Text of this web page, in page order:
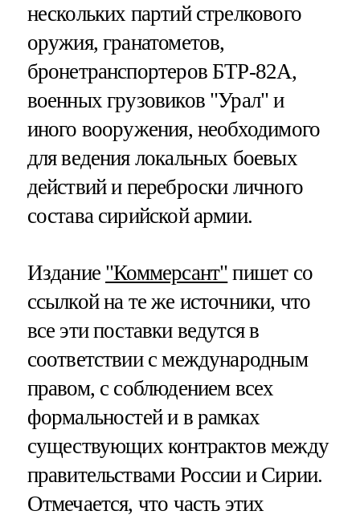
нескольких партий стрелкового
оружия, гранатометов,
бронетранспортеров БТР-82А,
военных грузовиков "Урал" и
иного вооружения, необходимого
для ведения локальных боевых
действий и переброски личного
состава сирийской армии.
Издание "Коммерсант" пишет со
ссылкой на те же источники, что
все эти поставки ведутся в
соответствии с международным
правом, с соблюдением всех
формальностей и в рамках
существующих контрактов между
правительствами России и Сирии.
Отмечается, что часть этих